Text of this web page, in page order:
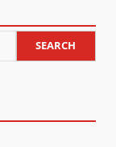
SEARCH